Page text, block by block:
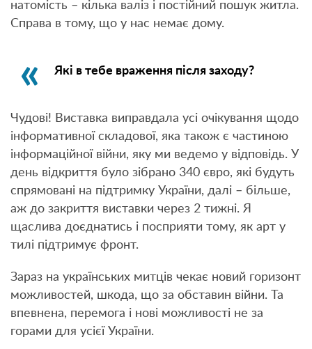
натомість – кілька валіз і постійний пошук житла.
Справа в тому, що у нас немає дому.
Які в тебе враження після заходу?
Чудові! Виставка виправдала усі очікування щодо
інформативної складової, яка також є частиною
інформаційної війни, яку ми ведемо у відповідь. У
день відкриття було зібрано 340 євро, які будуть
спрямовані на підтримку України, далі – більше,
аж до закриття виставки через 2 тижні. Я
щаслива доєднатись і посприяти тому, як арт у
тилі підтримує фронт.
Зараз на українських митців чекає новий горизонт
можливостей, шкода, що за обставин війни. Та
впевнена, перемога і нові можливості не за
горами для усієї України.